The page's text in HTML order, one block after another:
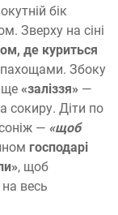
бік
Зверху на сіні
де куриться
Збоку
ще «заліззя» —
сокиру. Діти по
— «щоб
господарі
, щоб
на весь